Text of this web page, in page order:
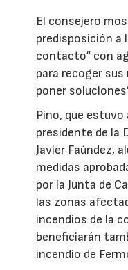
El consejero
predisposición a
contacto“ con
para recoger
poner
Pino, que
presidente de la
Javier Faúndez,
medidas
por la Junta de
las zonas
incendios de la
beneficiarán
incendio de